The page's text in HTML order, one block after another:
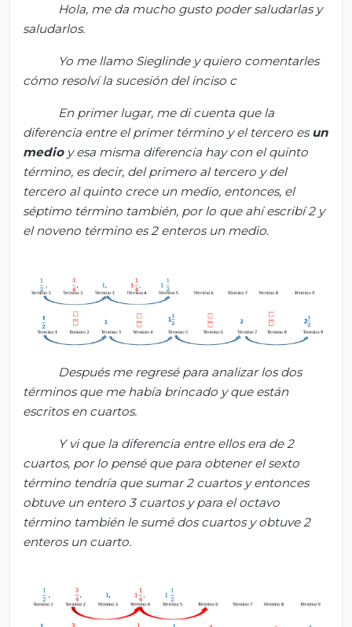
Hola, me da mucho gusto poder saludarlasy
saludarlos.
Yo me llamo Sieglinde y quiero comentarles
cómo resolví la sucesión del inciso c
En primer lugar, me di cuenta que la
diferencia entre elprimertérmino y el tercero esun
medio y esa misma diferencia hay con elquinto
término, es decir, del primero al tercero y del
tercero al quinto crece un medio, entonces, el
séptimo término también, por lo que ahí escribí 2 y
el noveno término es 2 enteros un medio.
Después me regresé para analizar los dos
términos que me había brincado y que están
escritos en cuartos.
Y vi que la diferencia entre ellos era de 2
cuartos, por lo pensé que para obtener el sexto
término tendría que sumar 2 cuartos y entonces
obtuve un entero 3 cuartos y para el octavo
término también le sumé dos cuartos y obtuve 2
enteros un cuarto.